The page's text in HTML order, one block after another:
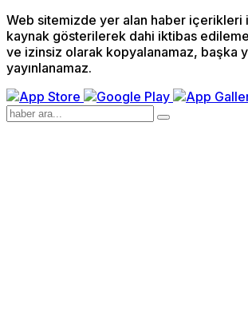
Web sitemizde yer alan haber içerikleri
kaynak gösterilerek dahi iktibas
ve izinsiz olarak kopyalanamaz, başka
yayınlanamaz.